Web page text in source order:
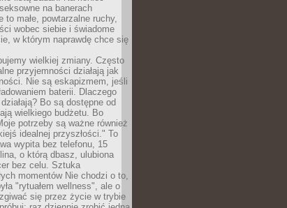
na banerach
to małe, powtarzalne ruchy,
wobec siebie i świadome
w którym naprawdę chce się
wielkiej zmiany. Często
przyjemności działają jak
Nie są eskapizmem, jeśli
baterii. Dlaczego
Bo są dostępne od
wielkiego budżetu. Bo
potrzeby są ważne również
idealnej przyszłości." To
wypita bez telefonu, 15
o którą dbasz, ulubiona
bez celu. Sztuka
momentów Nie chodzi o to,
"rytuałem wellness", ale o
się przez życie w trybie